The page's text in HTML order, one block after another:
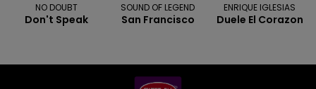
NO DOUBT
Don't Speak
SOUND OF LEGEND
San Francisco
ENRIQUE IGLESIAS
Duele El Corazon